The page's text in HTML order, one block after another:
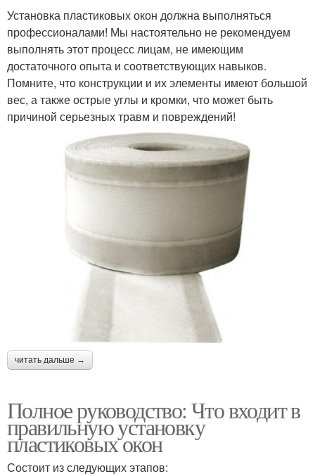
Установка пластиковых окон должна выполняться
профессионалами! Мы настоятельно не рекомендуем
выполнять этот процесс лицам, не имеющим
достаточного опыта и соответствующих навыков.
Помните, что конструкции и их элементы имеют большой
вес, а также острые углы и кромки, что может быть
причиной серьезных травм и повреждений!
читать дальше →
Полное руководство: Что входит в
правильную установку
пластиковых окон
Состоит из следующих этапов: